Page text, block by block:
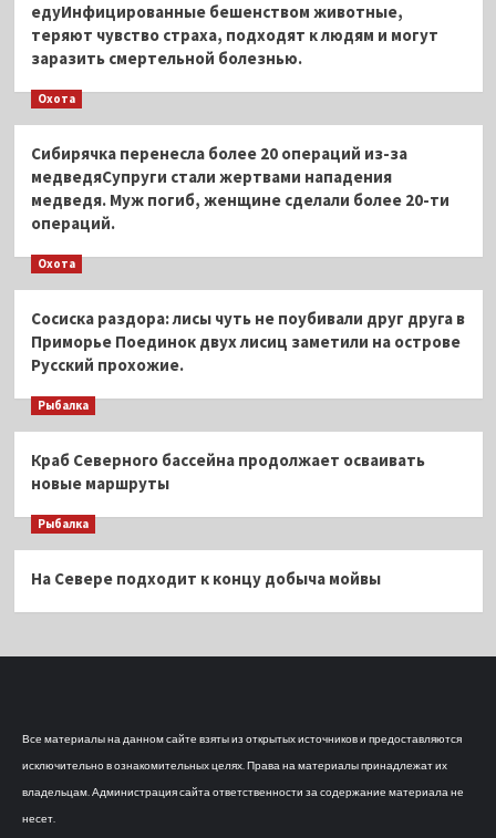
едуИнфицированные бешенством животные,
теряют чувство страха, подходят к людям и могут
заразить смертельной болезнью.
Охота
Сибирячка перенесла более 20 операций из-за
медведяСупруги стали жертвами нападения
медведя. Муж погиб, женщине сделали более 20-ти
операций.
Охота
Сосиска раздора: лисы чуть не поубивали друг друга в
Приморье Поединок двух лисиц заметили на острове
Русский прохожие.
Рыбалка
Краб Северного бассейна продолжает осваивать
новые маршруты
Рыбалка
На Севере подходит к концу добыча мойвы
Все материалы на данном сайте взяты из открытых источников и предоставляются
исключительно в ознакомительных целях. Права на материалы принадлежат их
владельцам. Администрация сайта ответственности за содержание материала не
несет.